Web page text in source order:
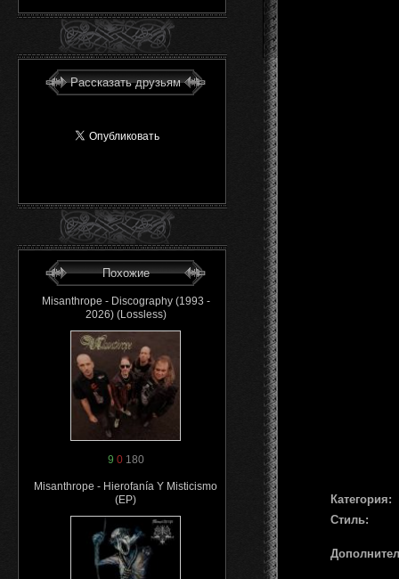
Рассказать друзьям
Похожие
Misanthrope - Discography (1993 -
2026) (Lossless)
9 0180
Misanthrope - Hierofanía Y Misticismo
(EP)
Категория:
Стиль: